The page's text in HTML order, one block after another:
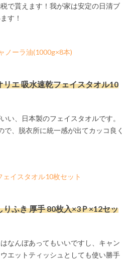
で貰えます！我が家は安定の日清ブ
す！
ノーラ油(1000g×8本)
エ 吸水速乾フェイスタオル10
い、日本製のフェイスタオルです。
で、脱衣所に統一感が出てカッコ良く
ェイスタオル10枚セット
ふき 厚手 80枚入×3Ｐ×12セッ
なんぼあってもいいですし、キャン
エットティッシュとしても使い勝手